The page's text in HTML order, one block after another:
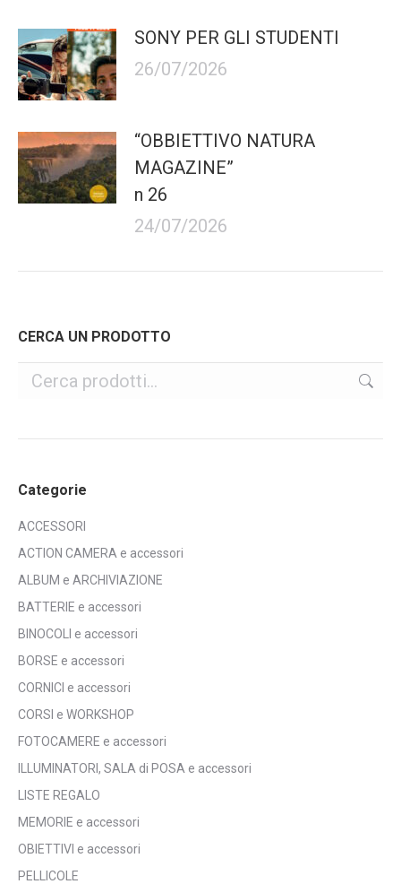
SONY PER GLI STUDENTI
26/07/2026
“OBBIETTIVO NATURA
MAGAZINE”
n 26
24/07/2026
CERCA UN PRODOTTO
Categorie
ACCESSORI
ACTION CAMERA e accessori
ALBUM e ARCHIVIAZIONE
BATTERIE e accessori
BINOCOLI e accessori
BORSE e accessori
CORNICI e accessori
CORSI e WORKSHOP
FOTOCAMERE e accessori
ILLUMINATORI, SALA di POSA e accessori
LISTE REGALO
MEMORIE e accessori
OBIETTIVI e accessori
PELLICOLE